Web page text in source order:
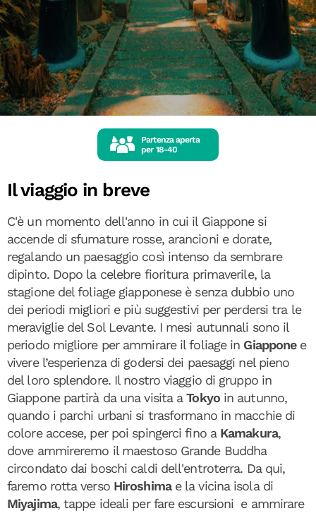
Partenza aperta
per 18-40
Il viaggio in breve
C'è un momento dell'anno in cui il Giappone si
accende di sfumature rosse, arancioni e dorate,
regalando un paesaggio così intenso da sembrare
dipinto. Dopo la celebre fioritura primaverile, la
stagione del foliage giapponese è senza dubbio uno
dei periodi migliori e più suggestivi per perdersi tra le
meraviglie del Sol Levante. I mesi autunnali sono il
periodo migliore per ammirare il foliage in Giappone e
vivere l’esperienza di godersi dei paesaggi nel pieno
del loro splendore. Il nostro viaggio di gruppo in
Giappone partirà da una visita aTokyo in autunno,
quando i parchi urbani si trasformano in macchie di
colore accese, per poi spingerci fino a Kamakura,
dove ammireremo il maestoso Grande Buddha
circondato dai boschi caldi dell'entroterra. Da qui,
faremo rotta verso Hiroshima e la vicina isola di
Miyajima, tappe ideali per fare escursioni e ammirare